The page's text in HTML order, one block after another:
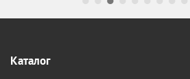
Каталог